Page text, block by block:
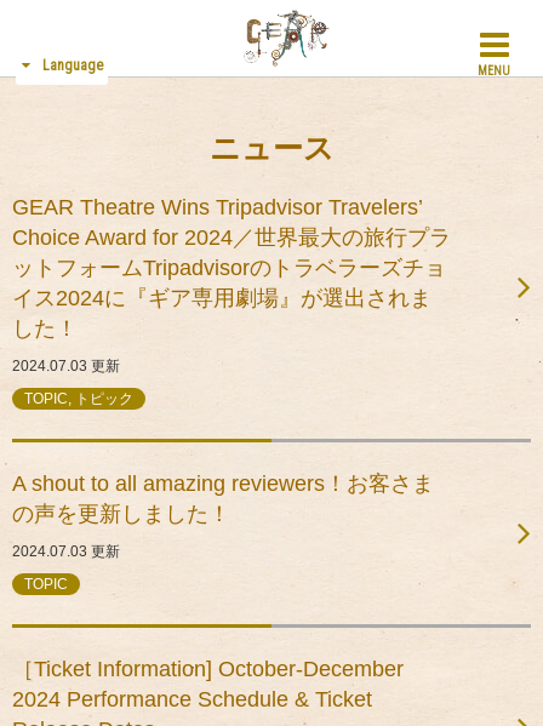
MENU
Language
ニュース
GEAR Theatre Wins Tripadvisor Travelers’
Choice Award for 2024／世界最大の旅行プラ
ットフォームTripadvisorのトラベラーズチョ
イス2024に『ギア専用劇場』が選出されま
した！
2024.07.03 更新
TOPIC, トピック
A shout to all amazing reviewers！お客さま
の声を更新しました！
2024.07.03 更新
TOPIC
［Ticket Information] October-December
2024 Performance Schedule & Ticket